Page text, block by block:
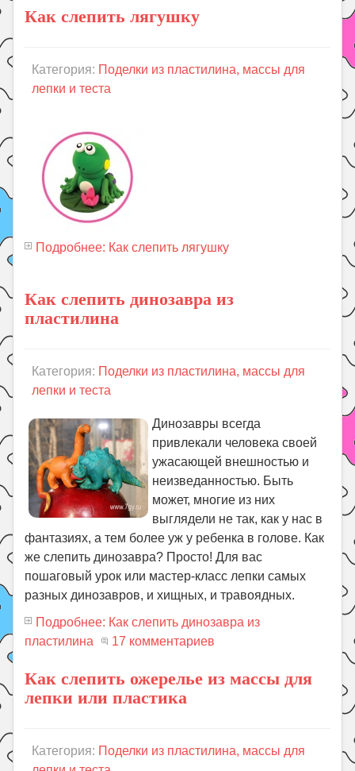
Как слепить лягушку
Категория: Поделки из пластилина, массы для
лепки и теста
Подробнее: Как слепить лягушку
Как слепить динозавра из
пластилина
Категория: Поделки из пластилина, массы для
лепки и теста
Динозавры всегда
привлекали человека своей
ужасающей внешностью и
неизведанностью. Быть
может, многие из них
выглядели не так, как у нас в
фантазиях, а тем более уж у ребенка в голове. Как
же слепить динозавра? Просто! Для вас
пошаговый урок или мастер-класс лепки самых
разных динозавров, и хищных, и травоядных.
Подробнее: Как слепить динозавра из
пластилина
17 комментариев
Как слепить ожерелье из массы для
лепки или пластика
Категория: Поделки из пластилина, массы для